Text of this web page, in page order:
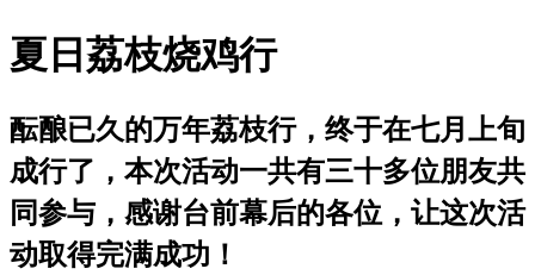
夏日荔枝烧鸡行
酝酿已久的万年荔枝行，终于在七月上旬
成行了，本次活动一共有三十多位朋友共
同参与，感谢台前幕后的各位，让这次活
动取得完满成功！